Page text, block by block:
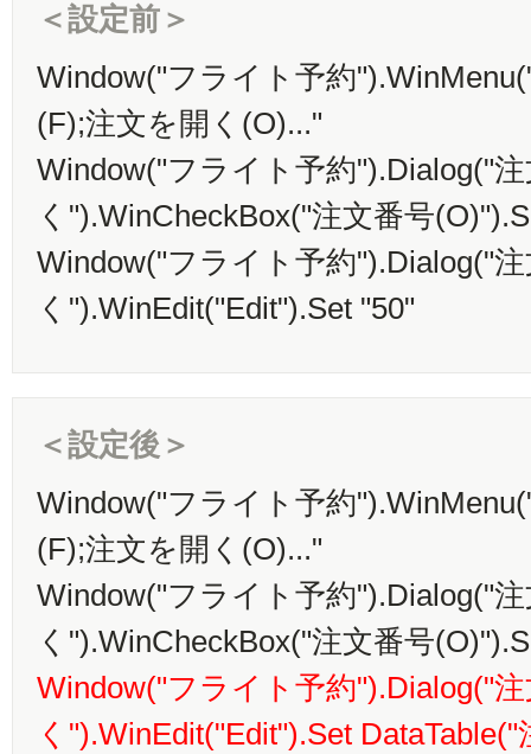
＜設定前＞
Window("フライト予約
(F);注文を開く(O)..."
Window("フライト予約").Dialog("
く").WinCheckBox("注文番号
Window("フライト予約").Dialog("
く").WinEdit("Edit").Set "50"
＜設定後＞
Window("フライト予約
(F);注文を開く(O)..."
Window("フライト予約").Dialog("
く").WinCheckBox("注文番号
Window("フライト予約").Dialog("
く").WinEdit("Edit").Set